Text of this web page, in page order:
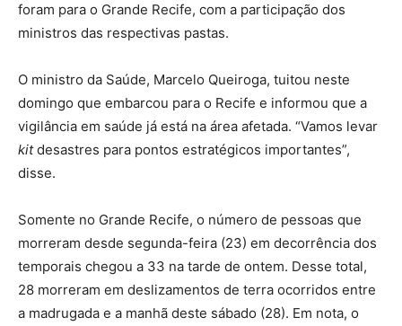
foram para o Grande Recife, com a participação dos
ministros das respectivas pastas.
O ministro da Saúde, Marcelo Queiroga, tuitou neste
domingo que embarcou para o Recife e informou que a
vigilância em saúde já está na área afetada. “Vamos levar
kitdesastres para pontos estratégicos importantes”,
disse.
Somente no Grande Recife, o número de pessoas que
morreram desde segunda-feira (23) em decorrência dos
temporais chegou a 33 na tarde de ontem. Desse total,
28 morreram em deslizamentos de terra ocorridos entre
a madrugada e a manhã deste sábado (28). Em nota, o